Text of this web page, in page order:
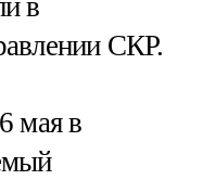
в
СКР.
мая в